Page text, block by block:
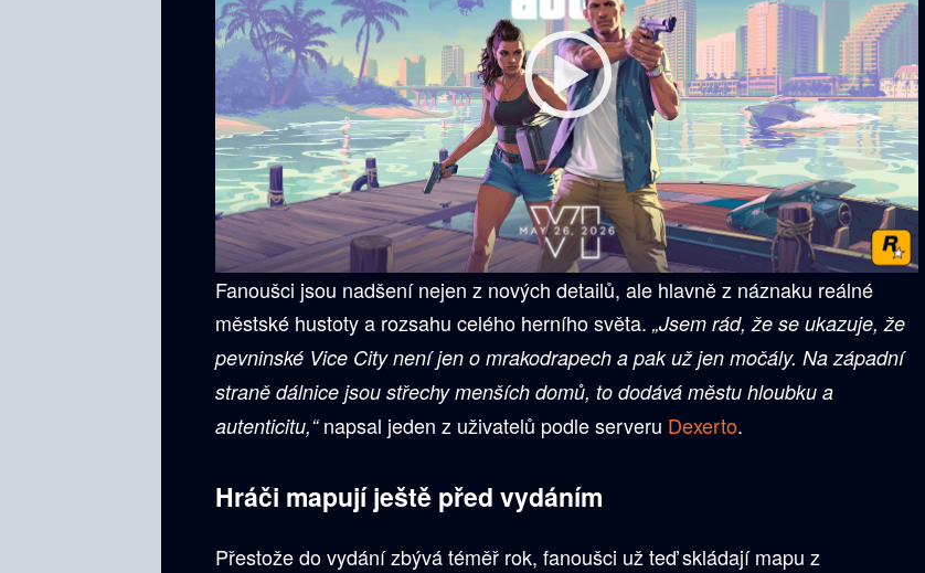
Fanoušci jsou nadšení nejen z nových detailů, ale hlavně z náznaku reálné
městské hustoty a rozsahu celého herního světa. „Jsem rád, že se ukazuje, že
pevninské Vice City není jen o mrakodrapech a pak už jen močály. Na západní
straně dálnice jsou střechy menších domů, to dodává městu hloubku a
autenticitu,“ napsal jeden z uživatelů podle serveru Dexerto.
Hráči mapují ještě před vydáním
Přestože do vydání zbývá téměř rok, fanoušci už teď skládají mapu z